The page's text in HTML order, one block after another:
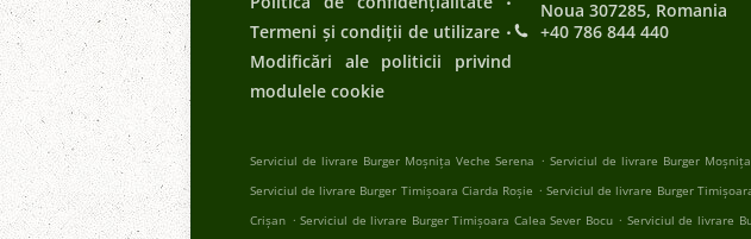
Termeni și condiții de utilizare .
Modificări ale politicii privind
modulele cookie
Noua 307285, Romania
+40 786 844 440
Serviciul de livrare Burger Moșnița Veche Serena . Serviciul de livrare Burger
Serviciul de livrare Burger Timișoara Ciarda Roșie . Serviciul de livrare Burger
Crișan . Serviciul de livrare Burger Timișoara Calea Sever Bocu . Serviciul de livrare